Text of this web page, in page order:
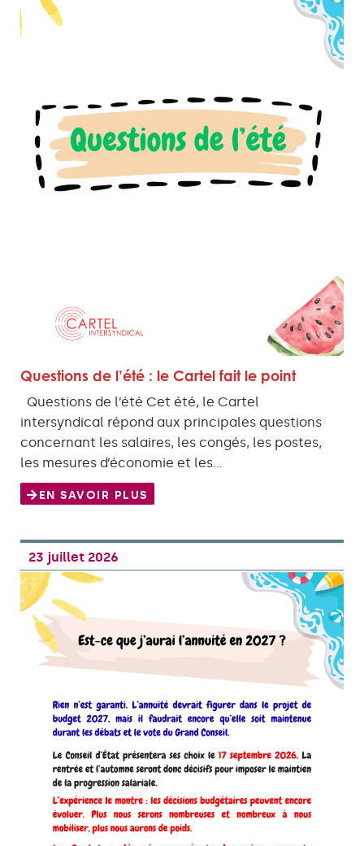
Questions de l’été : le Cartel fait le point
Questions de l’été Cet été, le Cartel
intersyndical répond aux principales questions
concernant les salaires, les congés, les postes,
les mesures d’économie et les…
EN SAVOIR PLUS
23 juillet 2026